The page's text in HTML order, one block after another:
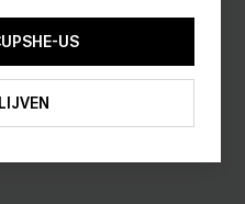
US
OP 2ST+